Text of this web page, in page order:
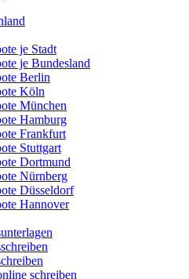
je Stadt
je Bundesland
Berlin
Köln
München
Hamburg
Frankfurt
Stuttgart
Dortmund
Nürnberg
Düsseldorf
Hannover
schreiben